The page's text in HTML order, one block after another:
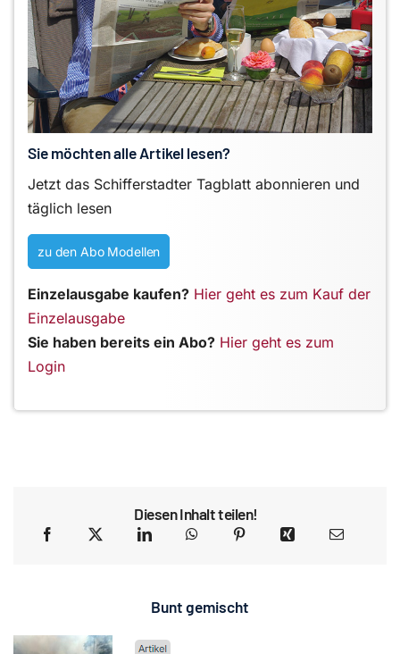
Sie möchten alle Artikel lesen?
Jetzt das Schifferstadter Tagblatt abonnieren und
täglich lesen
zu den Abo Modellen
Einzelausgabe kaufen? Hier geht es zum Kauf der
Einzelausgabe
Sie haben bereits ein Abo? Hier geht es zum
Login
Diesen Inhalt teilen!
Bunt gemischt